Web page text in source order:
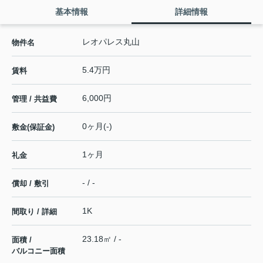
基本情報 詳細情報
物件名 レオパレス丸山
賃料 5.4万円
管理 / 共益費 6,000円
敷金(保証金) 0ヶ月(-)
礼金 1ヶ月
償却 / 敷引 - / -
間取り / 詳細 1K
面積 /
バルコニー面積
23.18㎡ / -